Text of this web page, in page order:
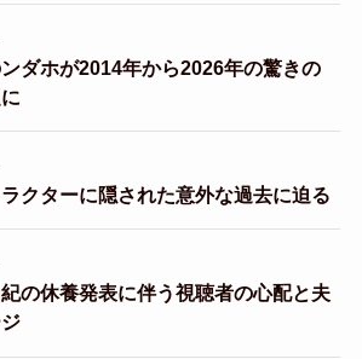
ダホが2014年から2026年の驚きの
クターに隠された意外な過去に迫る
の休養発表に伴う視聴者の心配と夫